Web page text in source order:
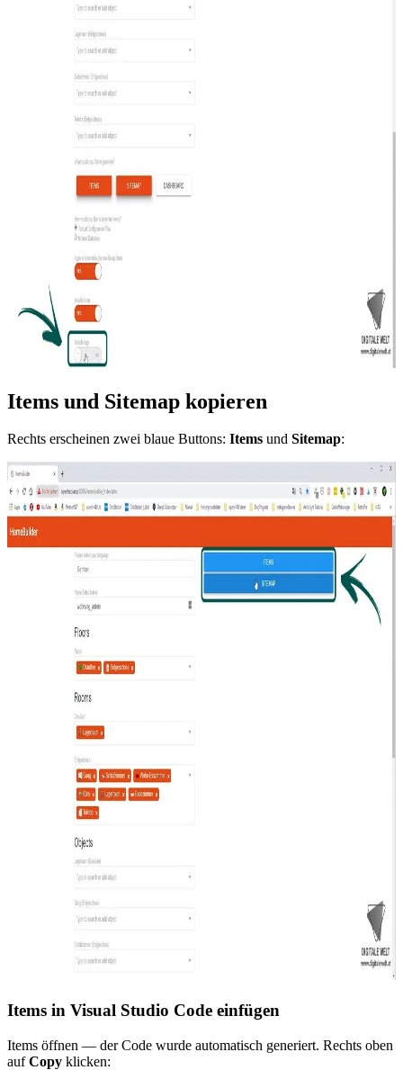
Items und Sitemap kopieren
Rechts erscheinen zwei blaue Buttons: Items und Sitemap:
Items in Visual Studio Code einfügen
Items öffnen — der Code wurde automatisch generiert. Rechts oben
aufCopy klicken: